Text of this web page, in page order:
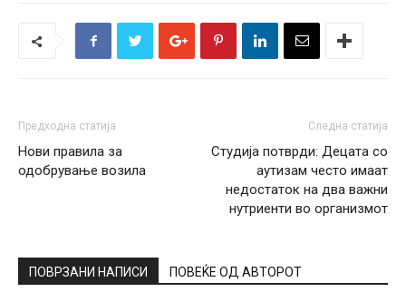
Предходна статија
Нови правила за
одобрување возила
Следна статија
Студија потврди: Децата со
аутизам често имаат
недостаток на два важни
нутриенти во организмот
ПОВРЗАНИ НАПИСИ ПОВЕЌЕ ОД АВТОРОТ